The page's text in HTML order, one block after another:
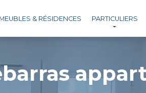
& RÉSIDENCES PARTICULIERS